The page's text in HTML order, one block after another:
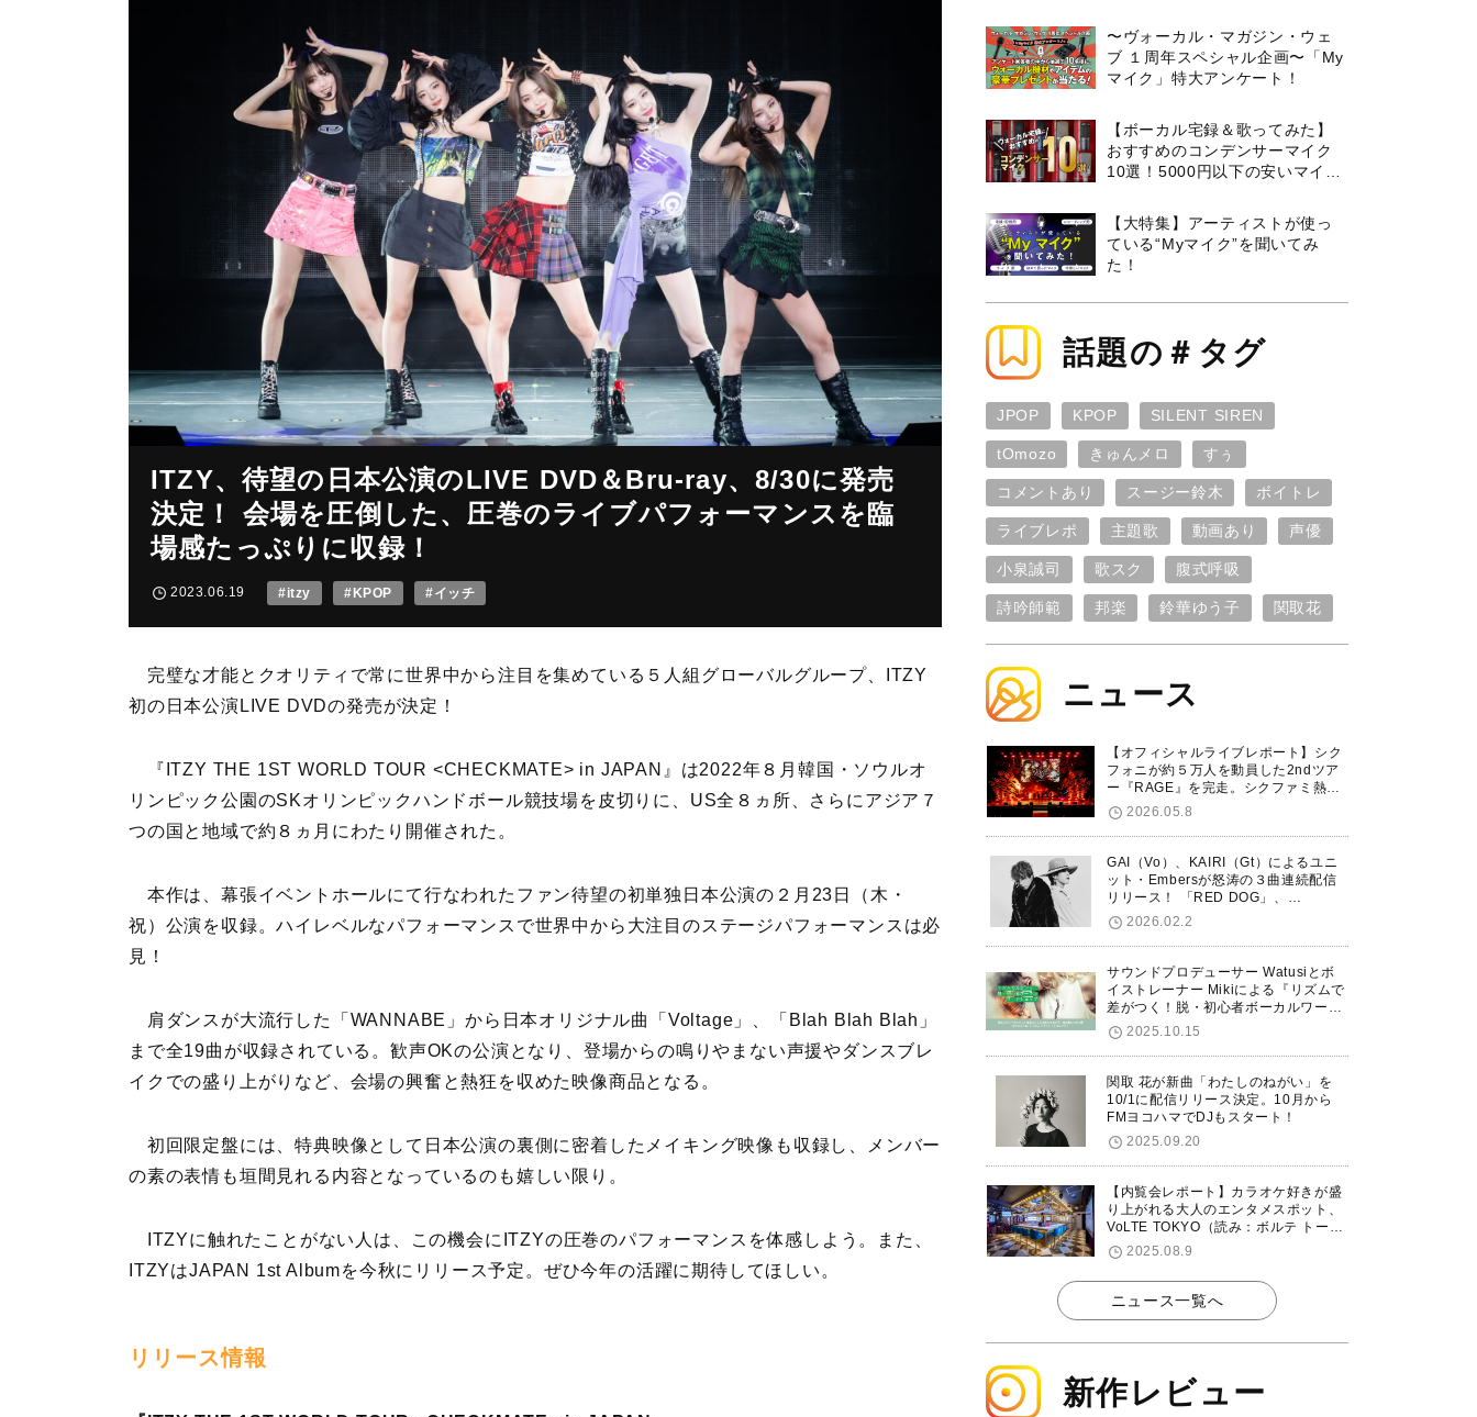
ITZY、待望の日本公演のLIVE DVD＆Bru-ray、8/30に発売
決定！ 会場を圧倒した、圧巻のライブパフォーマンスを臨
場感たっぷりに収録！
2023.06.19 #itzy #KPOP #イッチ
完璧な才能とクオリティで常に世界中から注目を集めている５人組グローバルグループ、ITZY
初の日本公演LIVE DVDの発売が決定！
『ITZY THE 1ST WORLD TOUR <CHECKMATE> in JAPAN』は2022年８月韓国・ソウルオ
リンピック公園のSKオリンピックハンドボール競技場を皮切りに、US全８ヵ所、さらにアジア７
つの国と地域で約８ヵ月にわたり開催された。
本作は、幕張イベントホールにて行なわれたファン待望の初単独日本公演の２月23日（木・
祝）公演を収録。ハイレベルなパフォーマンスで世界中から大注目のステージパフォーマンスは必
見！
肩ダンスが大流行した「WANNABE」から日本オリジナル曲「Voltage」、「Blah Blah Blah」
まで全19曲が収録されている。歓声OKの公演となり、登場からの鳴りやまない声援やダンスブレ
イクでの盛り上がりなど、会場の興奮と熱狂を収めた映像商品となる。
初回限定盤には、特典映像として日本公演の裏側に密着したメイキング映像も収録し、メンバー
の素の表情も垣間見れる内容となっているのも嬉しい限り。
ITZYに触れたことがない人は、この機会にITZYの圧巻のパフォーマンスを体感しよう。また、
ITZYはJAPAN 1st Albumを今秋にリリース予定。ぜひ今年の活躍に期待してほしい。
リリース情報
〜ヴォーカル・マガジン・ウェ
ブ １周年スペシャル企画〜「My
マイク」特大アンケート！
【ボーカル宅録＆歌ってみた】
おすすめのコンデンサーマイク
10選！5000円以下の安いマイク
【大特集】アーティストが使っ
ている“Myマイク”を聞いてみ
た！
話題の＃タグ
JPOP KPOP SILENT SIREN
tOmozo きゅんメロ すぅ
コメントあり スージー鈴木 ボイトレ
ライブレポ 主題歌 動画あり 声優
小泉誠司 歌スク 腹式呼吸
詩吟師範 邦楽 鈴華ゆう子 関取花
ニュース
【オフィシャルライブレポート】シク
フォニが約５万人を動員した2ndツア
ー『RAGE』を完走。シクファミ熱狂
のKアリーナ横浜ファイナル公演の模
様をお届け！
2026.05.8
GAI（Vo）、KAIRI（Gt）によるユニ
ット・Embersが怒涛の３曲連続配信
リリース！ 「RED DOG」、
「Untitled Hero」に続き、5thシング
ル「De-Marionette」のリリースを発
表！
2026.02.2
サウンドプロデューサー Watusiとボ
イストレーナー Mikiによる『リズムで
差がつく！脱・初心者ボーカルワーク
ショップ』が12/7に渋谷で開催！
2025.10.15
関取 花が新曲「わたしのねがい」を
10/1に配信リリース決定。10月から
FMヨコハマでDJもスタート！
2025.09.20
【内覧会レポート】カラオケ好きが盛
り上がれる大人のエンタメスポット、
VoLTE TOKYO（読み：ボルテ トーキ
ョー）が東京・品川に8/8グランドオ
ープン！
2025.08.9
ニュース一覧へ
新作レビュー